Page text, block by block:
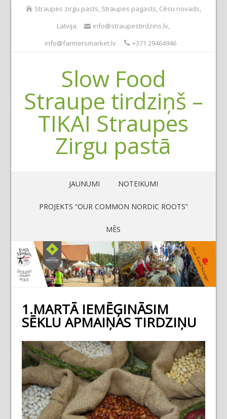
Straupes zirgu pasts, Straupes pagasts, Cēsu novads,
Latvija
info@straupestirdzins.lv,
info@farmersmarket.lv
+371 29464946
Slow Food
Straupe tirdziņš –
TIKAI Straupes
Zirgu pastā
JAUNUMI NOTEIKUMI
PROJEKTS “OUR COMMON NORDIC ROOTS”
MĒS
1.MARTĀ IEMĒĢINĀSIM
SĒKLU APMAIŅAS TIRDZIŅU